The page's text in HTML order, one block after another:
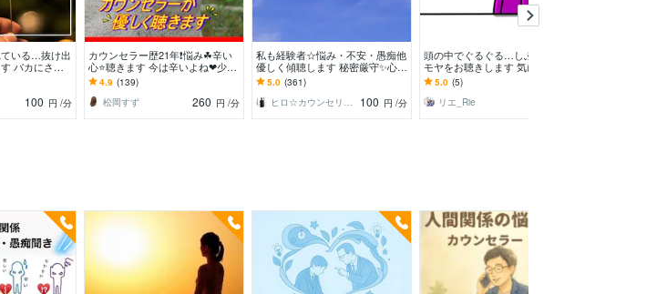
いる…抜け出
バカにされ
る、マウント
100 円 /分
カウンセラー歴21年❗️悩み☘辛い
心⭐️聴きます 今は辛いよね❤少し
だけ、勇気を出して⭐️吐き出し
て‼️
4.9 (139)
松岡すず
260 円 /分
私も経験者☆悩み・不安・愚痴他
優しく傾聴します 秘密厳守✨心理
カウンセラーがジャンル問わず全
て受け止めます✨
5.0 (361)
ヒロ☆カウンセリング＆コンサルティング
100 円 /分
頭の中でぐるぐる…しぶといモヤ
モヤをお聴きします 気になって
仕方がない…、言葉に出してスッ
キリ✨
5.0 (5)
リエ_Rie